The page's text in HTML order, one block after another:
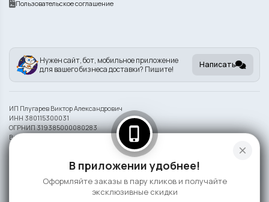
Пользовательское соглашение
Нужен сайт, бот, мобильное приложение
для вашего бизнеса доставки? Пишите!
Написать
ИП Плугарев Виктор Александрович
ИНН 380115300031
ОГРНИП 319385000080283
Внешний вид блюд может отличаться от представленного на фото.
Информация на сайте носит справочный характер и не является публичной
2026 СлонаБыСъел
close
phone_iphone
В приложении удобнее!
Оформляйте заказы в пару кликов и получайте
эксклюзивные скидки